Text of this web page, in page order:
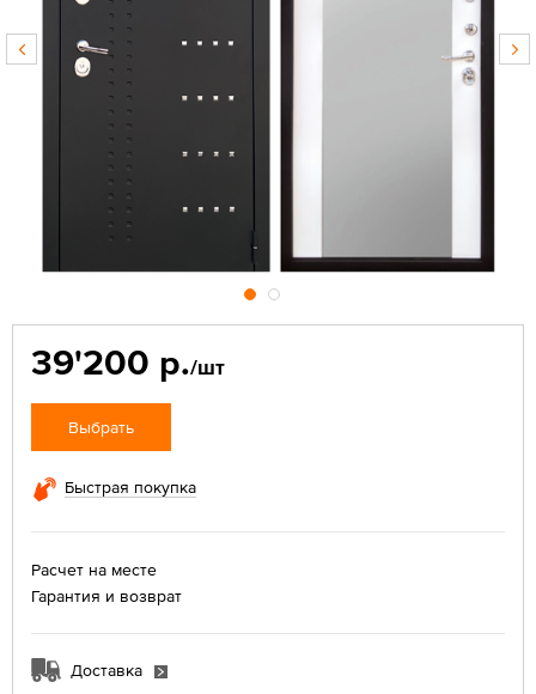
39'200 р./шт
Выбрать
Быстрая покупка
Расчет на месте
Гарантия и возврат
Доставка